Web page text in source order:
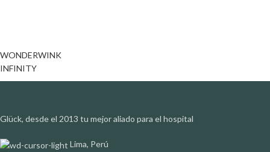
WONDERWINK
INFINITY
Glück, desde el 2013 tu mejor aliado para el hospital
Lima, Perú